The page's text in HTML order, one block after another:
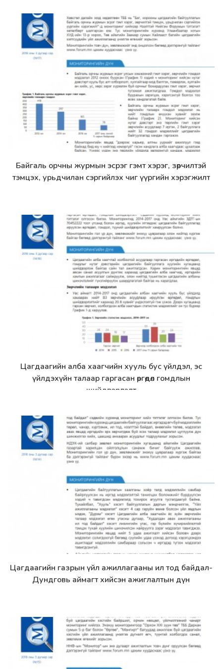
Дэлгэрэнгүй
Байгаль орчны журмын эсрэг гэмт хэрэг, зөрчилтэй
тэмцэх, урьдчилан сэргийлэх чиг үүргийн хэрэгжилт
Дэлгэрэнгүй
Цагдаагийн алба хаагчийн хууль бус үйлдэл, эс
үйлдэхүйн талаар гаргасан өргөдөл гомдлын
шийдвэрлэлт
Дэлгэрэнгүй
Цагдаагийн газрын үйл ажиллагааны ил тод байдал-
Дундговь аймагт хийсэн ажиглалтын дүн